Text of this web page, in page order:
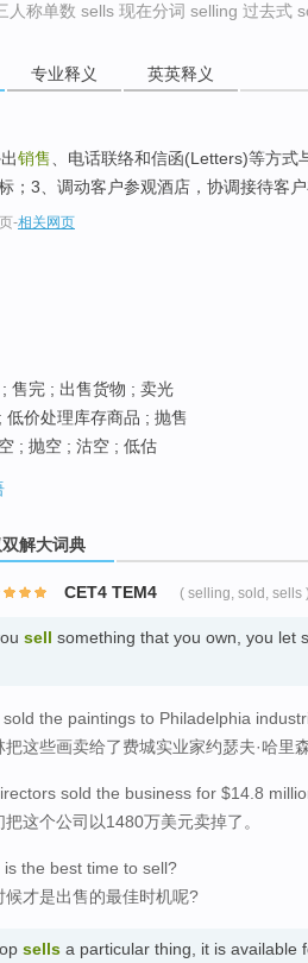
人称单数 sells 现在分词 selling 过去式
专业释义 英英释义
销售 、电话联络和信函(Letters)等方
；3、调动客户参观酒店，协调接待客
-相关网页
售完 ; 出售货物 ; 卖光
低价处理库存商品 ; 抛售
; 抛空 ; 沽空 ; 低估
解大词典
CET4 TEM4 ( selling, sold, sells
sell something that you own, you let
the paintings to Philadelphia
把这些画卖给了费城实业家约瑟夫·哈里森
sold the business for $14.8
把这个公司以1480万美元卖掉了。
is the best time to sell?
候才是出售的最佳时机呢?
sells a particular thing, it is available